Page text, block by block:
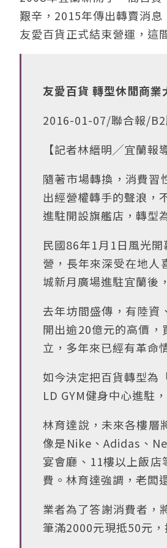
艱辛，2015年傳出轉賣消
友愛百貨正式結束營運，這
友愛百貨 轉型休閒商業
2016-01-07/聯合報/
【記者林縉明╱宜蘭報導
隨著市場轉換，消費習
出經營權轉手的聲浪，
進駐開設旗艦店，轉型
民國86年1月1日風光
營，長年來深受在地人
城新月廣場進駐宜蘭後
去年坊間盛傳，有陸資
開出逾20億元的高價
立，多年來已經有革命
如今決定把百貨轉型為
LD GYM健身中心進駐
林育達說，未來各樓層
像是Nike、Adidas、
宴會廳、11樓以上飯
費。林育達強調，老闆
業者為了答謝消費者，
筆滿2000元現抵50元，